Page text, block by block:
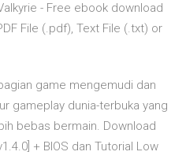
- Free ebook download
File (.pdf), Text File (.txt) or
game mengemudi dan
gameplay dunia-terbuka yang
bebas bermain. Download
+ BIOS dan Tutorial Low